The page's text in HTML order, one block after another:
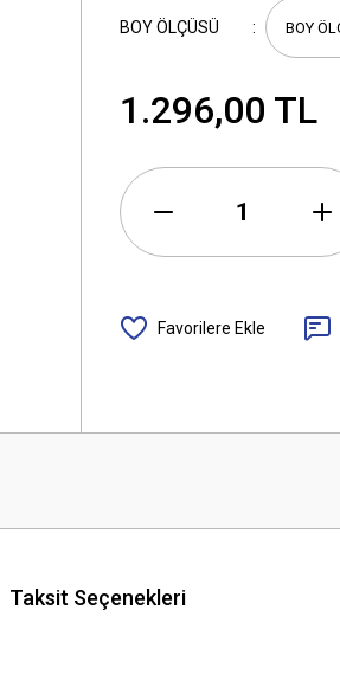
BOY ÖLÇÜSÜ
1.296,00 TL
Taksit Seçenekleri